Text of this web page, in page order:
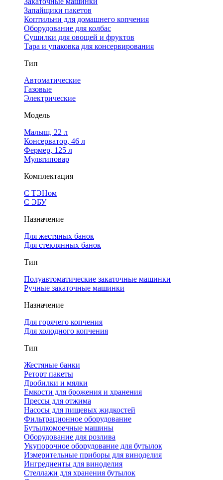
Запайщики пакетов
Коптильни для домашнего копчения
Оборудование для колбас
Сушилки для овощей и фруктов
Тара и упаковка для консервирования
Тип
Автоматические
Газовые
Электрические
Модель
Малыш, 22 л
Консерватор, 46 л
Фермер, 125 л
Мультиповар
Комплектация
С ТЭНом
С ЭБУ
Назначение
Для жестяных банок
Для стеклянных банок
Тип
Полуавтоматические закаточные машинки
Ручные закаточные машинки
Назначение
Для горячего копчения
Для холодного копчения
Тип
Жестяные банки
Реторт пакеты
Дробилки и мялки
Емкости для брожения и хранения
Прессы для отжима
Насосы для пищевых жидкостей
Фильтрационное оборудование
Бутылкомоечные машины
Оборудование для розлива
Укупорочное оборудование для бутылок
Измерительные приборы для виноделия
Ингредиенты для виноделия
Стеллажи для хранения бутылок